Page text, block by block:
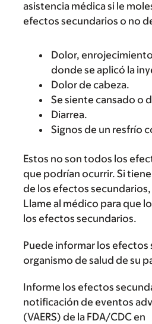
asistencia médica si le
efectos secundarios o no
Dolor,
donde se aplicó la
Dolor de cabeza.
Se siente cansado o
Diarrea.
Signos de un resfrío
Estos no son todos los
que podrían ocurrir. Si
de los efectos
Llame al médico para que
los efectos secundarios.
Puede informar los efectos
organismo de salud de su
Informe los efectos
notificación de eventos
(VAERS) de la FDA/CDC en